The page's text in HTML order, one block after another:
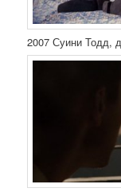
2007 Суини Тодд,